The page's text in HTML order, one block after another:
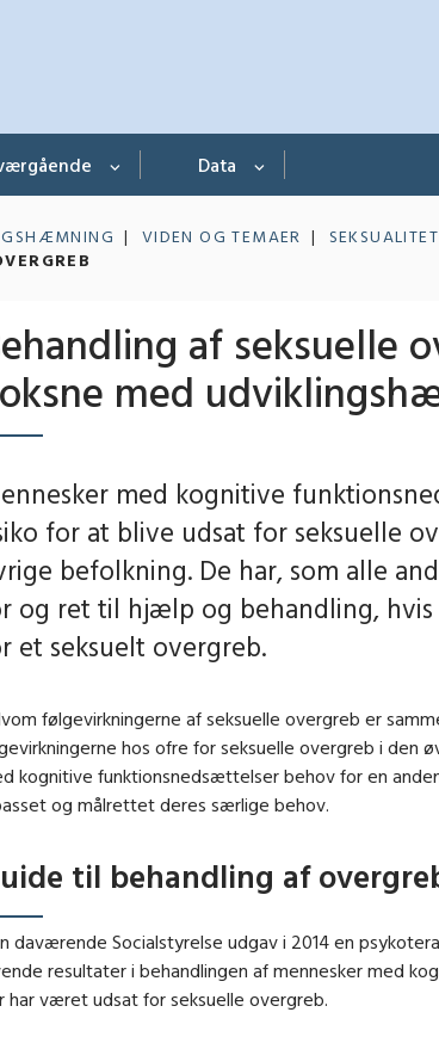
Data
VIDEN OG TEMAER
af seksuelle
med
med kognitive
for at blive udsat for seksuelle
befolkning. De har, som alle
og ret til hjælp og behandling,
et seksuelt overgreb.
følgevirkningerne af seksuelle overgreb er
hos ofre for seksuelle overgreb i den
kognitive funktionsnedsættelser behov for en
og målrettet deres særlige behov.
til behandling af
daværende Socialstyrelse udgav i 2014 en
resultater i behandlingen af mennesker med
har været udsat for seksuelle overgreb.